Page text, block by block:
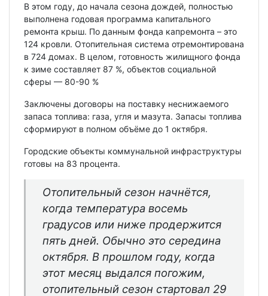
В этом году, до начала сезона дождей, полностью
выполнена годовая программа капитального
ремонта крыш. По данным фонда капремонта – это
124 кровли. Отопительная система отремонтирована
в 724 домах. В целом, готовность жилищного фонда
к зиме составляет 87 %, объектов социальной
сферы — 80-90 %
Заключены договоры на поставку неснижаемого
запаса топлива: газа, угля и мазута. Запасы топлива
сформируют в полном объёме до 1 октября.
Городские объекты коммунальной инфраструктуры
готовы на 83 процента.
Отопительный сезон начнётся,
когда температура восемь
градусов или ниже продержится
пять дней. Обычно это середина
октября. В прошлом году, когда
этот месяц выдался погожим,
отопительный сезон стартовал 29